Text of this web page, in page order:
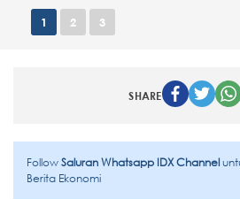
1 2 3
SHARE
FollowSaluran Whatsapp IDX Channel
Berita Ekonomi